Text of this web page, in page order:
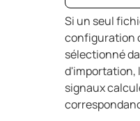
Si un seul
configuration
sélectionné
d'importation,
signaux